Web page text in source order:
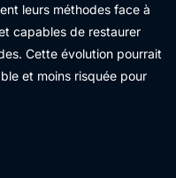
leurs méthodes face à
capables de restaurer
Cette évolution pourrait
et moins risquée pour